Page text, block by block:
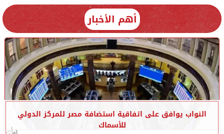
أهم الأخبار
النواب يوافق على اتفاقية استضافة مصر للمركز الدولي
للأسماك